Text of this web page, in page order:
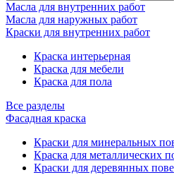
Масла для внутренних работ
Масла для наружных работ
Краски для внутренних работ
Краска интерьерная
Краска для мебели
Краска для пола
Все разделы
Фасадная краска
Краски для минеральных
Краска для металлических
Краски для деревянных